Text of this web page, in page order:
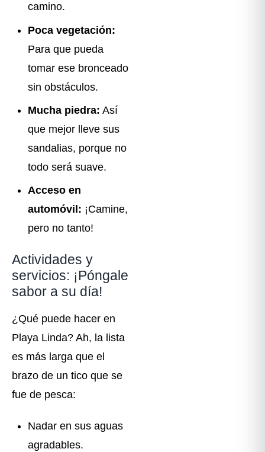
camino.
Poca vegetación:
Para que pueda
tomar ese bronceado
sin obstáculos.
Mucha piedra: Así
que mejor lleve sus
sandalias, porque no
todo será suave.
Acceso en
automóvil: ¡Camine,
pero no tanto!
Actividades y
servicios: ¡Póngale
sabor a su día!
¿Qué puede hacer en
Playa Linda? Ah, la lista
es más larga que el
brazo de un tico que se
fue de pesca:
Nadar en sus aguas
agradables.